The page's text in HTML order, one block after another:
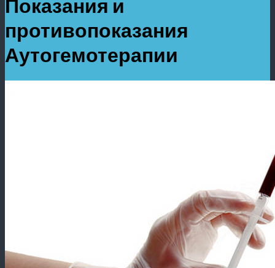
Показания и
противопоказания
Аутогемотерапии